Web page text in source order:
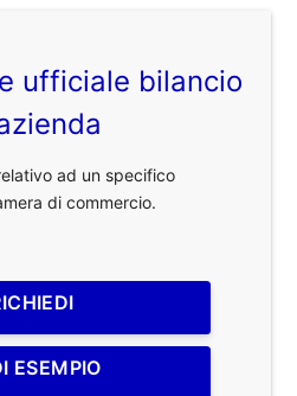
ufficiale bilancio
ad un specifico
di commercio.
ESEMPIO